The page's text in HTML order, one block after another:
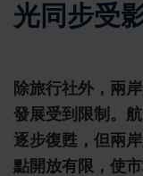
光同步受
除旅行社外，兩
發展受到限制。
逐步復甦，但兩
點開放有限，使